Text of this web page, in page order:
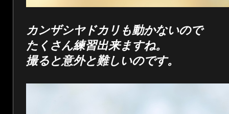
カンザシヤドカリも動かないので
たくさん練習出来ますね。
撮ると意外と難しいのです。